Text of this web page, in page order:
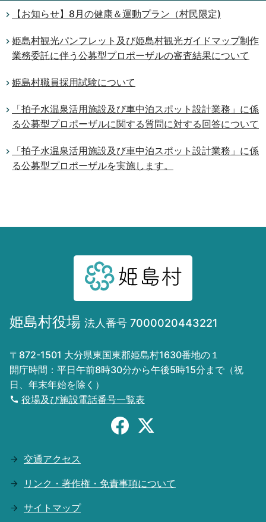
【お知らせ】8月の健康＆運動プラン（村民限定)
姫島村観光パンフレット及び姫島村観光ガイドマップ制作
業務委託に伴う公募型プロポーザルの審査結果について
姫島村職員採用試験について
「拍子水温泉活用施設及び車中泊スポット設計業務」に係
る公募型プロポーザルに関する質問に対する回答について
「拍子水温泉活用施設及び車中泊スポット設計業務」に係
る公募型プロポーザルを実施します。
姫島村役場 法人番号 7000020443221
〒872-1501 大分県東国東郡姫島村1630番地の１
開庁時間：平日午前8時30分から午後5時15分まで（祝
日、年末年始を除く）
役場及び施設電話番号一覧表
交通アクセス
リンク・著作権・免責事項について
サイトマップ